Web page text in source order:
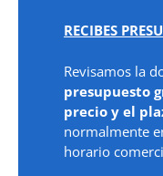
RECIBES
Revisamos la
presupuesto
precio y el
normalmente
horario